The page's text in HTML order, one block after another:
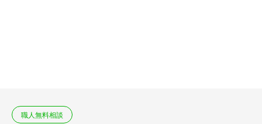
職人無料相談